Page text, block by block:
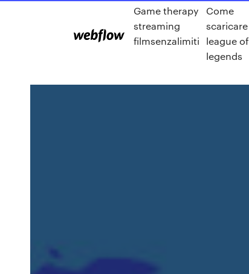
Game therapy
streaming
filmsenzalimiti
Come
scaricare
league of
legends